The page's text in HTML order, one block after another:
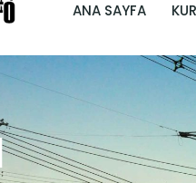
ANA SAYFA